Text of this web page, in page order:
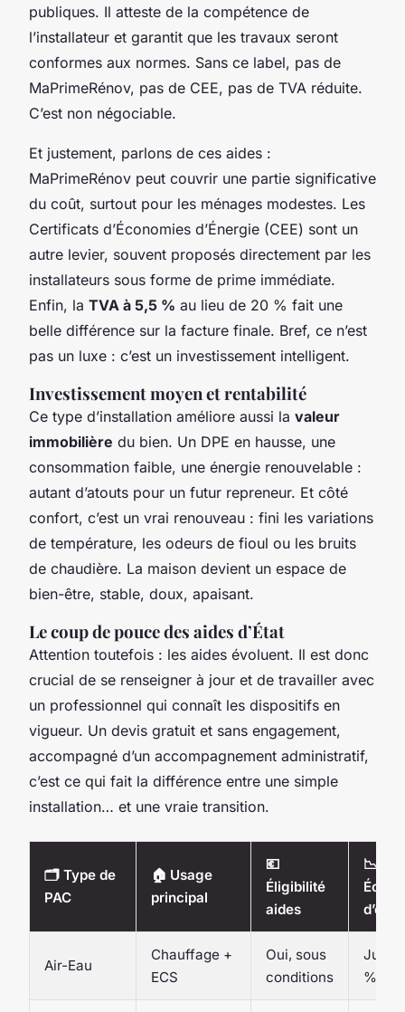
publiques. Il atteste de la compétence de
l’installateur et garantit que les travaux seront
conformes aux normes. Sans ce label, pas de
MaPrimeRénov, pas de CEE, pas de TVA réduite.
C’est non négociable.
Et justement, parlons de ces aides :
MaPrimeRénov peut couvrir une partie significative
du coût, surtout pour les ménages modestes. Les
Certificats d’Économies d’Énergie (CEE) sont un
autre levier, souvent proposés directement par les
installateurs sous forme de prime immédiate.
Enfin, la TVA à 5,5 % au lieu de 20 % fait une
belle différence sur la facture finale. Bref, ce n’est
pas un luxe : c’est un investissement intelligent.
Investissement moyen et rentabilité
Ce type d’installation améliore aussi la valeur
immobilière du bien. Un DPE en hausse, une
consommation faible, une énergie renouvelable :
autant d’atouts pour un futur repreneur. Et côté
confort, c’est un vrai renouveau : fini les variations
de température, les odeurs de fioul ou les bruits
de chaudière. La maison devient un espace de
bien-être, stable, doux, apaisant.
Le coup de pouce des aides d’État
Attention toutefois : les aides évoluent. Il est donc
crucial de se renseigner à jour et de travailler avec
un professionnel qui connaît les dispositifs en
vigueur. Un devis gratuit et sans engagement,
accompagné d’un accompagnement administratif,
c’est ce qui fait la différence entre une simple
installation… et une vraie transition.
🗂️ Type de
PAC
🏠 Usage
principal
💶
Éligibilité
aides
📉
Air-Eau
Chauffage +
ECS
Oui, sous
conditions
%